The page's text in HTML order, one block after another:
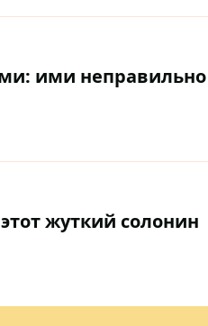
ими неправильно
жуткий солонин